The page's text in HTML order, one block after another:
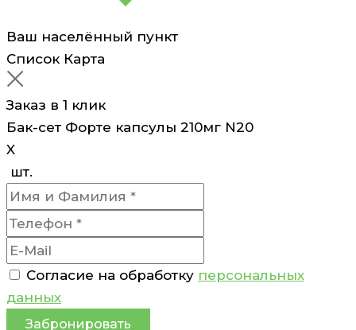
Ваш населённый пункт
Список Карта
Заказ в 1 клик
Бак-сет Форте капсулы 210мг N20
X
шт.
Согласие на обработку персональных
данных
Забронировать